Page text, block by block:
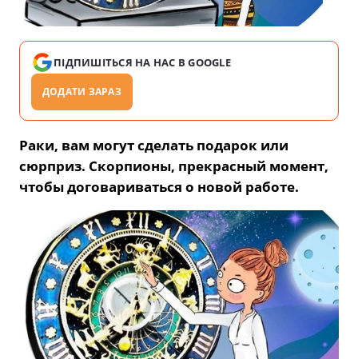
ПІДПИШІТЬСЯ НА НАС В GOOGLE
ДОДАТИ ЗАРАЗ
Раки, вам могут сделать подарок или
сюрприз. Скорпионы, прекрасный момент,
чтобы договариваться о новой работе.